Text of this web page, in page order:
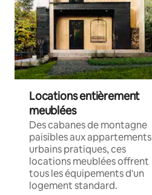
Locations entièrement
meublées
Des cabanes de montagne
paisibles aux appartements
urbains pratiques, ces
locations meublées offrent
tous les équipements d'un
logement standard.